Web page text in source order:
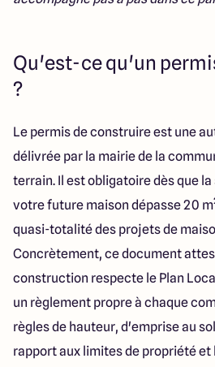
Qu'est-ce qu'un
?
Le permis de construire est une
délivrée par la mairie de la
terrain. Il est obligatoire dès que
votre future maison dépasse 20
quasi-totalité des projets de
Concrètement, ce document
construction respecte le Plan
un règlement propre à chaque
règles de hauteur, d'emprise au
rapport aux limites de propriété